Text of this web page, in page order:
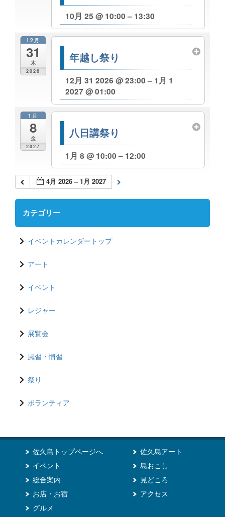
10月 25 @ 10:00 – 13:30
12月
31
木
2026
年越し祭り
12月 31 2026 @ 23:00 – 1月 1
2027 @ 01:00
1月
8
金
2027
八日講祭り
1月 8 @ 10:00 – 12:00
4月 2026 – 1月 2027
カテゴリー
イベントカレンダートップ
アート
イベント
レジャー
展覧会
風習・慣習
祭り
ボランティア
佐久島トップページへ
イベント
総合案内
お店・お宿
グルメ
佐久島アート
島おこし
見どころ
アクセス